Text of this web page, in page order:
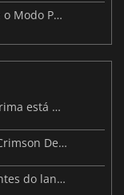
A atualização da Nintendo Switch 2 traz o Modo Portátil aos jogos mais antigos da Switch
GTA VI: Para além dos atrasos, a obra-prima está quase a chegar
Pearl Abyss revela imagens de jogo de Crimson Desert para a PS5
A controvérsia atinge Crimson Desert antes do lançamento